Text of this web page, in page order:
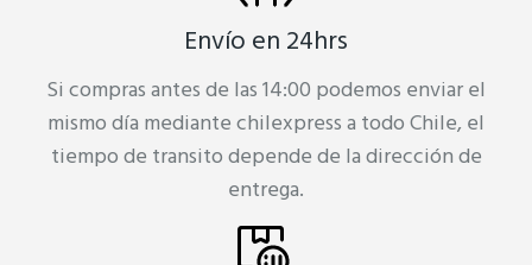
Envío en 24hrs
Si compras antes de las 14:00 podemos enviar el
mismo día mediante chilexpress a todo Chile, el
tiempo de transito depende de la dirección de
entrega.